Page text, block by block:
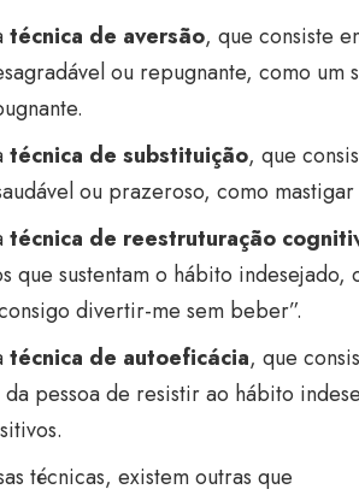
técnica de aversão, que consiste
ou repugnante, como
técnica de substituição, que
ou prazeroso, como
técnica de reestruturação
que sustentam o hábito
divertir-me sem beber”.
técnica de autoeficácia, que
pessoa de resistir ao hábito
técnicas, existem outras que